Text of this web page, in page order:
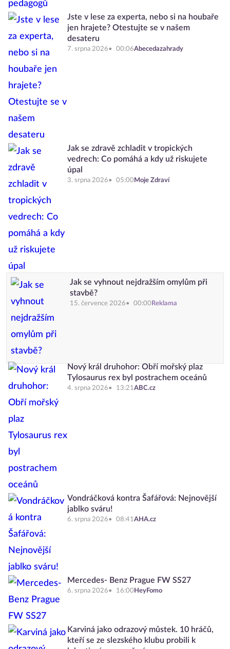
Jste v lese za experta, nebo si na houbaře
jen hrajete? Otestujte se v našem
desateru
7. srpna 2026 00:06Abecedazahrady
Jak se zdravě zchladit v tropických
vedrech: Co pomáhá a kdy už riskujete
úpal
3. srpna 2026 05:00 Moje Zdraví
Jak se vyhnout nejdražším omylům při
stavbě?
15. července 2026 00:00 Reklama
Nový král druhohor: Obří mořský plaz
Tylosaurus rex byl postrachem oceánů
4. srpna 2026 13:21ABC.cz
Vondráčková kontra Šafářová: Nejnovější
jablko sváru!
6. srpna 2026 08:41AHA.cz
Mercedes- Benz Prague FW SS27
6. srpna 2026 16:00 HeyFomo
Karviná jako odrazový můstek. 10 hráčů,
kteří se ze slezského klubu probili k